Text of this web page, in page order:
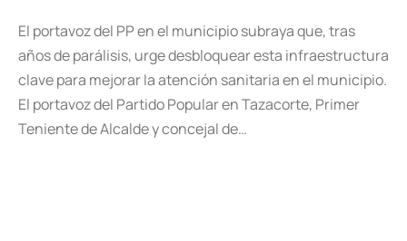
El portavoz del PP en el municipio subraya que, tras
años de parálisis, urge desbloquear esta infraestructura
clave para mejorar la atención sanitaria en el municipio.
El portavoz del Partido Popular en Tazacorte, Primer
Teniente de Alcalde y concejal de…